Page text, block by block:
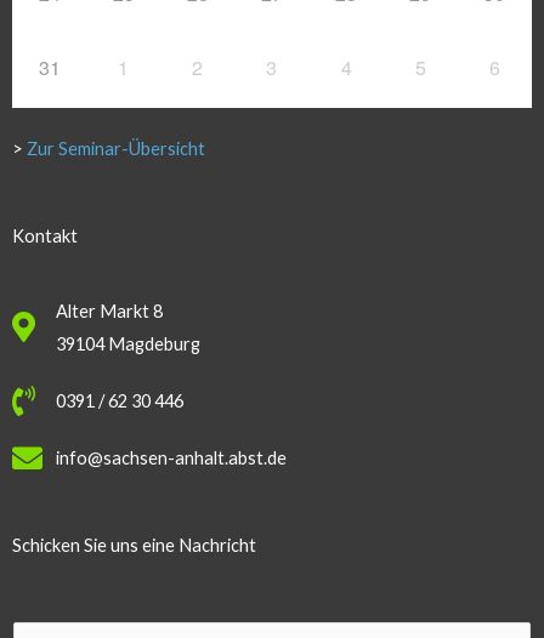
31 1 2 3 4 5 6
> Zur Seminar-Übersicht
Kontakt
Alter Markt 8
39104 Magdeburg
0391 / 62 30 446
info@sachsen-anhalt.abst.de
Schicken Sie uns eine Nachricht